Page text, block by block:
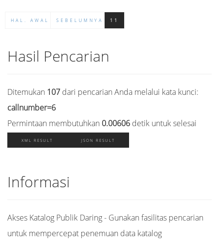
HAL. AWAL SEBELUMNYA 11
Hasil Pencarian
Ditemukan 107 dari pencarian Anda melalui kata kunci:
callnumber=6
Permintaan membutuhkan 0.00606 detik untuk selesai
XML RESULT JSON RESULT
Informasi
Akses Katalog Publik Daring - Gunakan fasilitas pencarian
untuk mempercepat penemuan data katalog